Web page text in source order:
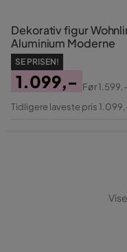
Dekorativ figur
Aluminium Moderne
SE PRISEN!
Pris
1.099,-
Original
Før1.599,-
Tidligere laveste pris